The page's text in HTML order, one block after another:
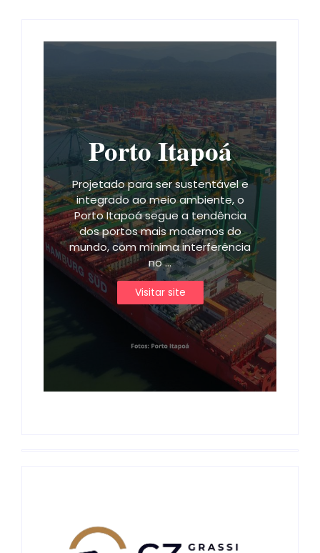
Porto Itapoá
Projetado para ser sustentável e
integrado ao meio ambiente, o
Porto Itapoá segue a tendência
dos portos mais modernos do
mundo, com mínima interferência
no ...
Visitar site